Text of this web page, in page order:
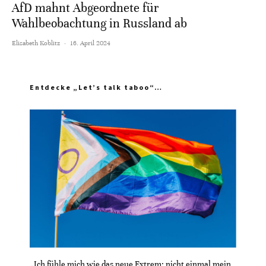
AfD mahnt Abgeordnete für
Wahlbeobachtung in Russland ab
Elisabeth Koblitz · 16. April 2024
Entdecke „Let’s talk taboo“…